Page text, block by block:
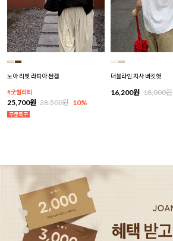
노아 리벳 라피아 썬캡
#굿퀄리티
25,700원 28,500원 10%
더블라인 지사 버킷햇
16,200원 18,000원